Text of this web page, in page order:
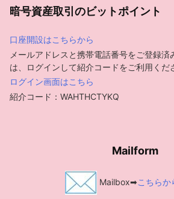
暗号資産取引のビットポイント
口座開設はこちらから
メールアドレスと携帯電話番号をご登録済
は、ログインして紹介コードをご利用くだ
ログイン画面はこちら
紹介コード：WAHTHCTYKQ
Mailform
Mailbox➡こちらか